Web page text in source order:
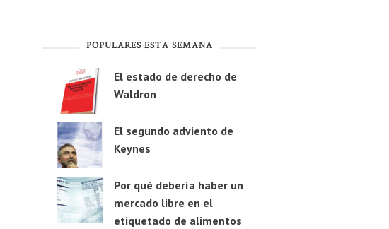
POPULARES ESTA SEMANA
El estado de derecho de
Waldron
El segundo adviento de
Keynes
Por qué debería haber un
mercado libre en el
etiquetado de alimentos